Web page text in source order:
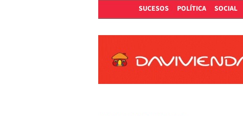
SUCESOS
POLÍTICA SOCIAL